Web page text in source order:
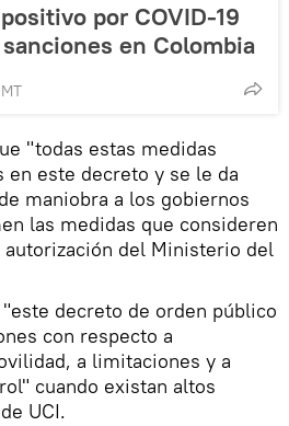
por COVID-19
en Colombia
"todas estas medidas
en este decreto y se le da
maniobra a los gobiernos
las medidas que consideren
del Ministerio del
decreto de orden público
con respecto a
a limitaciones y a
cuando existan altos
UCI.